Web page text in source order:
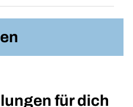
für dich